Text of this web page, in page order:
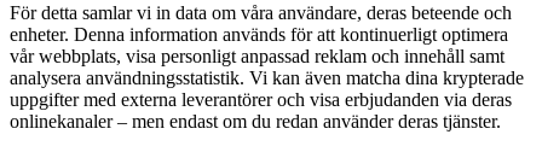
För detta samlar vi in data om våra användare, deras beteende och
enheter. Denna information används för att kontinuerligt optimera
vår webbplats, visa personligt anpassad reklam och innehåll samt
analysera användningsstatistik. Vi kan även matcha dina krypterade
uppgifter med externa leverantörer och visa erbjudanden via deras
onlinekanaler – men endast om du redan använder deras tjänster.